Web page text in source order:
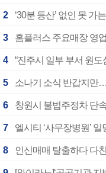
2 ‘30분 등산’ 없인 못
3 홈플러스 주요매장 영
4 “진주시 일부 부서 원
5 소나기 소식 반갑지만
6 창원시 불법주정차 단
7 엘시티 ‘사무장병원’
8 인신매매 탈출하다 다